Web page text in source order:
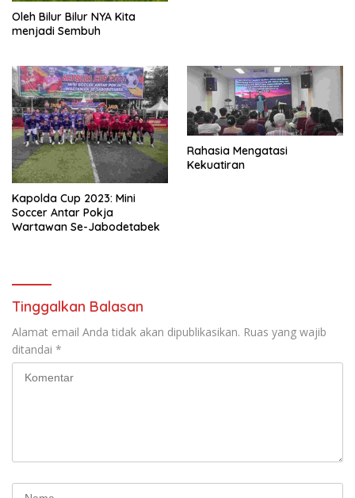
Oleh Bilur Bilur NYA Kita
menjadi Sembuh
Kapolda Cup 2023: Mini
Soccer Antar Pokja
Wartawan Se-Jabodetabek
Rahasia Mengatasi
Kekuatiran
Tinggalkan Balasan
Alamat email Anda tidak akan dipublikasikan. Ruas yang wajib
ditandai *